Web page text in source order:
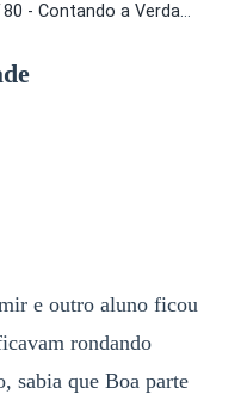
80 - Contando a Verdade
e outro aluno ficou
rondando
sabia que Boa parte